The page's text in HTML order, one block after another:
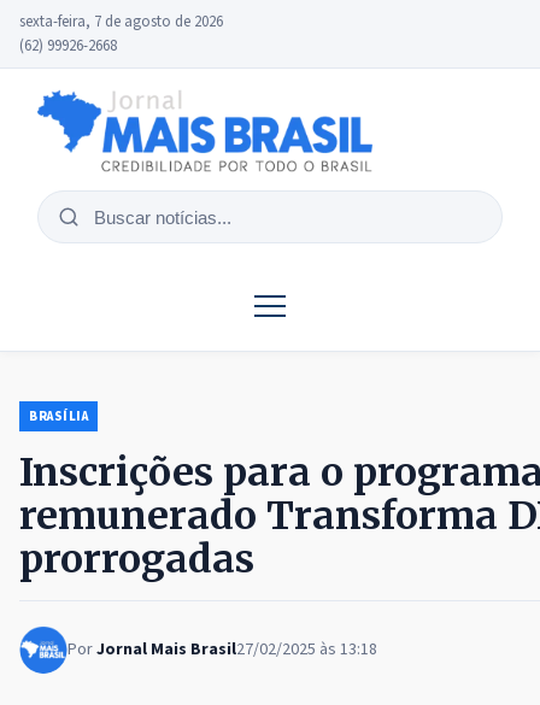
sexta-feira, 7 de agosto de 2026
(62) 99926-2668
Buscar
BRASÍLIA
Inscrições para o
remunerado Transforma
prorrogadas
PorJornal Mais Brasil27/02/2025 às 13:18